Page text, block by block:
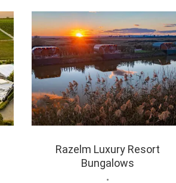
Razelm Luxury Resort
Bungalows
•